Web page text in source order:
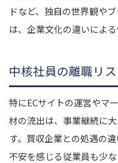
ドなど、独自の世界観や
は、企業文化の違いによ
中核社員の離職リ
特にECサイトの運営やマ
材の流出は、事業継続に
す。買収企業との処遇の
不安を感じる従業員も少な